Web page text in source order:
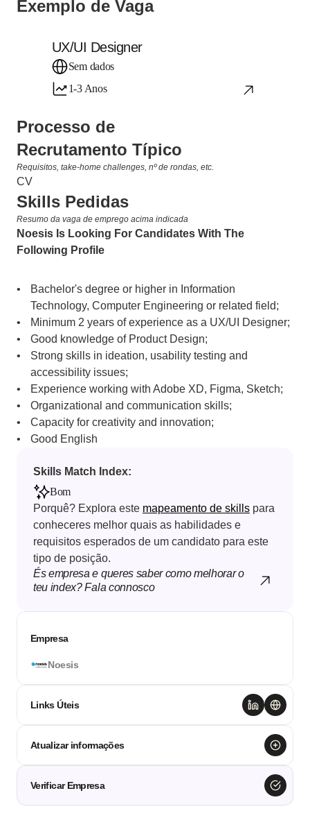
Exemplo de Vaga
UX/UI Designer
Sem dados
1-3 Anos
Processo de
Recrutamento Típico
Requisitos, take-home challenges, nº de rondas, etc.
CV
Skills Pedidas
Resumo da vaga de emprego acima indicada
Noesis Is Looking For Candidates With The
Following Profile
Bachelor's degree or higher in Information
Technology, Computer Engineering or related field;
Minimum 2 years of experience as a UX/UI Designer;
Good knowledge of Product Design;
Strong skills in ideation, usability testing and
accessibility issues;
Experience working with Adobe XD, Figma, Sketch;
Organizational and communication skills;
Capacity for creativity and innovation;
Good English
Skills Match Index:
Bom
Porquê? Explora este mapeamento de skills para
conheceres melhor quais as habilidades e
requisitos esperados de um candidato para este
tipo de posição.
És empresa e queres saber como melhorar o
teu index? Fala connosco
Empresa
Noesis
Links Úteis
Atualizar informações
Verificar Empresa